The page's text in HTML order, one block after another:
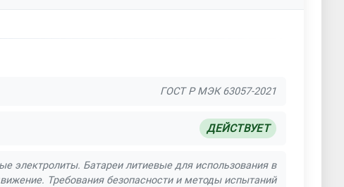
ГОСТ Р МЭК 63057-2021
ДЕЙСТВУЕТ
электролиты. Батареи литиевые для использования в
Требования безопасности и методы испытаний